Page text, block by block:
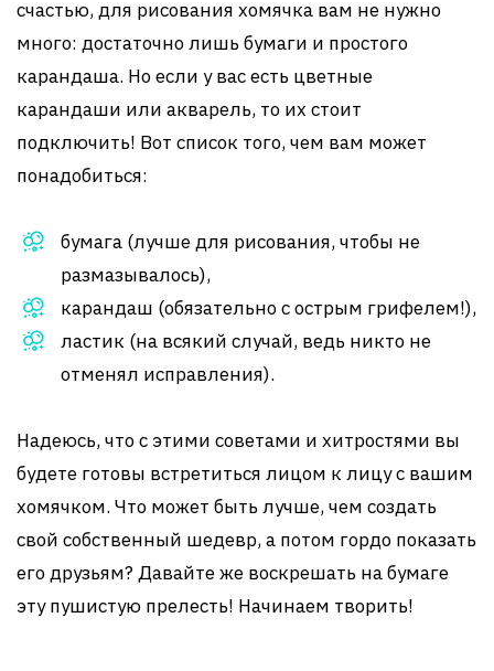
счастью, для рисования хомячка вам не нужно
много: достаточно лишь бумаги и простого
карандаша. Но если у вас есть цветные
карандаши или акварель, то их стоит
подключить! Вот список того, чем вам может
понадобиться:
бумага (лучше для рисования, чтобы не
размазывалось),
карандаш (обязательно с острым грифелем!),
ластик (на всякий случай, ведь никто не
отменял исправления).
Надеюсь, что с этими советами и хитростями вы
будете готовы встретиться лицом к лицу с вашим
хомячком. Что может быть лучше, чем создать
свой собственный шедевр, а потом гордо показать
его друзьям? Давайте же воскрешать на бумаге
эту пушистую прелесть! Начинаем творить!